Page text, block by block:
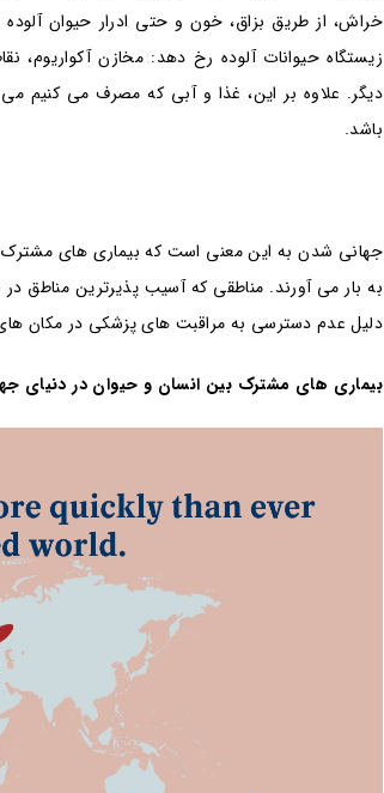
خراش، از طریق بزاق، خون و حتی ادرار حیوان
زیستگاه حیوانات آلوده رخ دهد: مخازن آکواریوم،
دیگر. علاوه بر این، غذا و آبی که مصرف می کنیم
باشد.
جهانی شدن به این معنی است که بیماری های
به بار می آورند. مناطقی که آسیب پذیرترین مناطق در
دلیل عدم دسترسی به مراقبت های پزشکی در مکان
بیماری های مشترک بین انسان و حیوان در دنیای